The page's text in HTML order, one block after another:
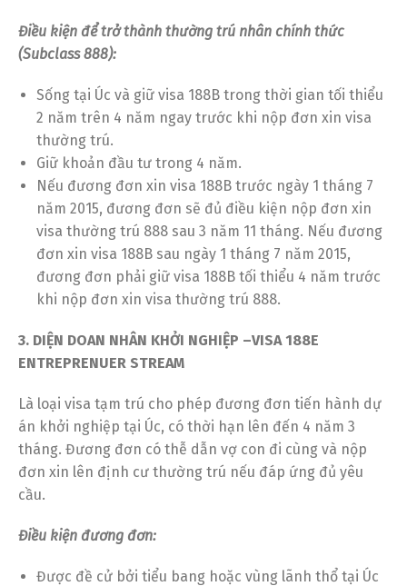
Điều kiện để trở thành thường trú nhân chính thức
(Subclass 888):
Sống tại Úc và giữ visa 188B trong thời gian tối thiểu
2 năm trên 4 năm ngay trước khi nộp đơn xin visa
thường trú.
Giữ khoản đầu tư trong 4 năm.
Nếu đương đơn xin visa 188B trước ngày 1 tháng 7
năm 2015, đương đơn sẽ đủ điều kiện nộp đơn xin
visa thường trú 888 sau 3 năm 11 tháng. Nếu đương
đơn xin visa 188B sau ngày 1 tháng 7 năm 2015,
đương đơn phải giữ visa 188B tối thiểu 4 năm trước
khi nộp đơn xin visa thường trú 888.
3. DIỆN DOAN NHÂN KHỞI NGHIỆP –VISA 188E
ENTREPRENUER STREAM
Là loại visa tạm trú cho phép đương đơn tiến hành dự
án khởi nghiệp tại Úc, có thời hạn lên đến 4 năm 3
tháng. Đương đơn có thễ dẫn vợ con đi cùng và nộp
đơn xin lên định cư thường trú nếu đáp ứng đủ yêu
cầu.
Điều kiện đương đơn:
Được đề cử bởi tiểu bang hoặc vùng lãnh thổ tại Úc